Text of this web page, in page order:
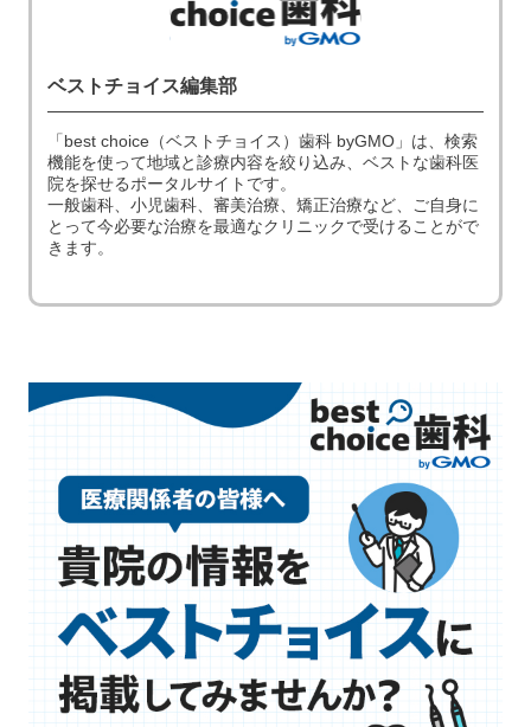
ベストチョイス編集部
「best choice（ベストチョイス）歯科 byGMO」は、検索
機能を使って地域と診療内容を絞り込み、ベストな歯科医
院を探せるポータルサイトです。
一般歯科、小児歯科、審美治療、矯正治療など、ご自身に
とって今必要な治療を最適なクリニックで受けることがで
きます。